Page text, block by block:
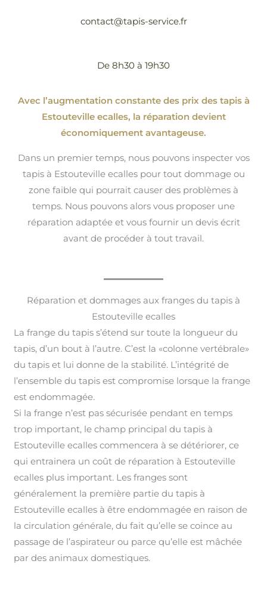
contact@tapis-service.fr
De 8h30 à 19h30
Avec l’augmentation constante des prix des tapis à
Estouteville ecalles, la réparation devient
économiquement avantageuse.
Dans un premier temps, nous pouvons inspecter vos
tapis à Estouteville ecalles pour tout dommage ou
zone faible qui pourrait causer des problèmes à
temps. Nous pouvons alors vous proposer une
réparation adaptée et vous fournir un devis écrit
avant de procéder à tout travail.
Réparation et dommages aux franges du tapis à
Estouteville ecalles
La frange du tapis s’étend sur toute la longueur du
tapis, d’un bout à l’autre. C’est la «colonne vertébrale»
du tapis et lui donne de la stabilité. L’intégrité de
l’ensemble du tapis est compromise lorsque la frange
est endommagée.
Si la frange n’est pas sécurisée pendant en temps
trop important, le champ principal du tapis à
Estouteville ecalles commencera à se détériorer, ce
qui entrainera un coût de réparation à Estouteville
ecalles plus important. Les franges sont
généralement la première partie du tapis à
Estouteville ecalles à être endommagée en raison de
la circulation générale, du fait qu’elle se coince au
passage de l’aspirateur ou parce qu’elle est mâchée
par des animaux domestiques.